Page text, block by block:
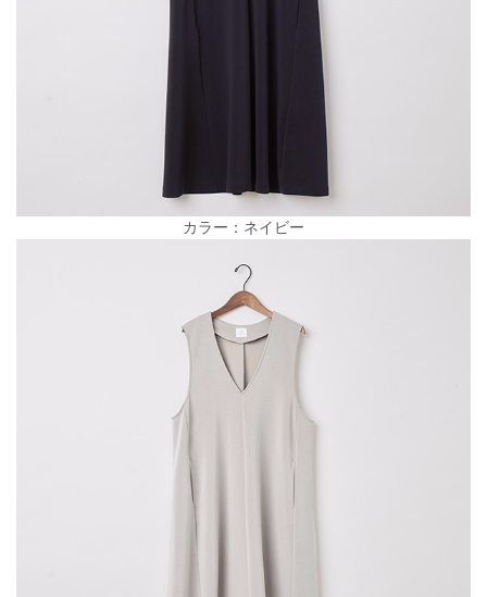
カラー：ネイビー